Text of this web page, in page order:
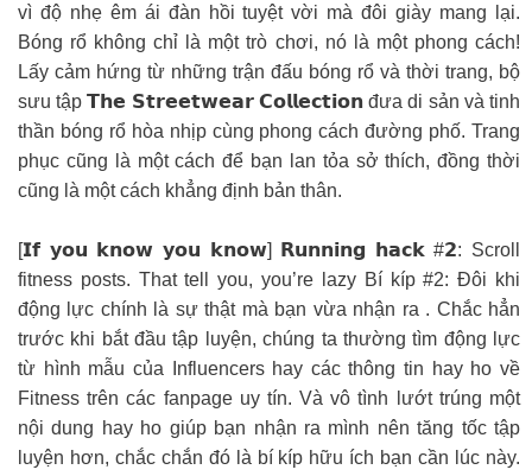
vì độ nhẹ êm ái đàn hồi tuyệt vời mà đôi giày mang lại.
Bóng rổ không chỉ là một trò chơi, nó là một phong cách!
Lấy cảm hứng từ những trận đấu bóng rổ và thời trang, bộ
sưu tập 𝗧𝗵𝗲 𝗦𝘁𝗿𝗲𝗲𝘁𝘄𝗲𝗮𝗿 𝗖𝗼𝗹𝗹𝗲𝗰𝘁𝗶𝗼𝗻 đưa di sản và tinh
thần bóng rổ hòa nhịp cùng phong cách đường phố. Trang
phục cũng là một cách để bạn lan tỏa sở thích, đồng thời
cũng là một cách khẳng định bản thân.
[𝗜𝗳 𝘆𝗼𝘂 𝗸𝗻𝗼𝘄 𝘆𝗼𝘂 𝗸𝗻𝗼𝘄] 𝗥𝘂𝗻𝗻𝗶𝗻𝗴 𝗵𝗮𝗰𝗸 #𝟮: Scroll
fitness posts. That tell you, you’re lazy Bí kíp #2: Đôi khi
động lực chính là sự thật mà bạn vừa nhận ra . Chắc hẳn
trước khi bắt đầu tập luyện, chúng ta thường tìm động lực
từ hình mẫu của Influencers hay các thông tin hay ho về
Fitness trên các fanpage uy tín. Và vô tình lướt trúng một
nội dung hay ho giúp bạn nhận ra mình nên tăng tốc tập
luyện hơn, chắc chắn đó là bí kíp hữu ích bạn cần lúc này.